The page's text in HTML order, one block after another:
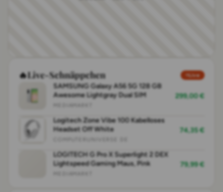
🔥Live-Schnäppchen Live
SAMSUNG Galaxy A56 5G 128 GB
Awesome Lightgray Dual SIM
299,00 €
Logitech Zone Vibe 100 Kabelloses
Headset Off White
74,35 €
LOGITECH G Pro X Superlight 2 DEX
Lightspeed Gaming Maus, Pink
79,99 €